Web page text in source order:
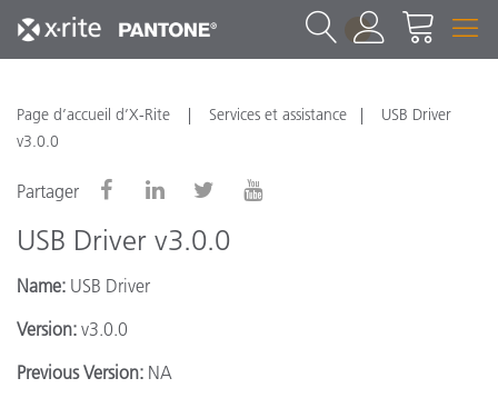
1
Page d’accueil d’X-Rite Services et assistance
USB Driver
v3.0.0
Partager
USB Driver v3.0.0
Name: USB Driver
Version: v3.0.0
Previous Version: NA